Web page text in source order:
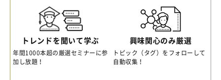
トレンドを聞いて学ぶ
年間1000本超の厳選セミナーに参
加し放題！
興味関心のみ厳選
トピック（タグ）をフォローして
自動収集！